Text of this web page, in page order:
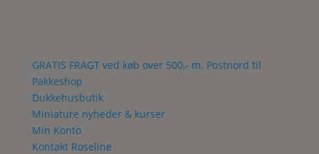
GRATIS FRAGT ved køb over 500,- m. Postnord til
Pakkeshop
Dukkehusbutik
Miniature nyheder & kurser
Min Konto
Kontakt Roseline